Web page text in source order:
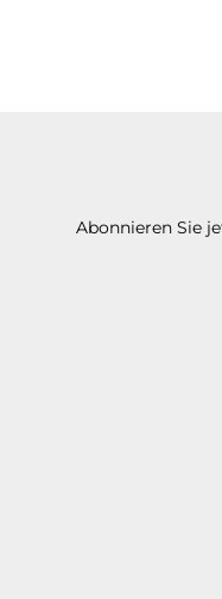
Abonnieren Sie